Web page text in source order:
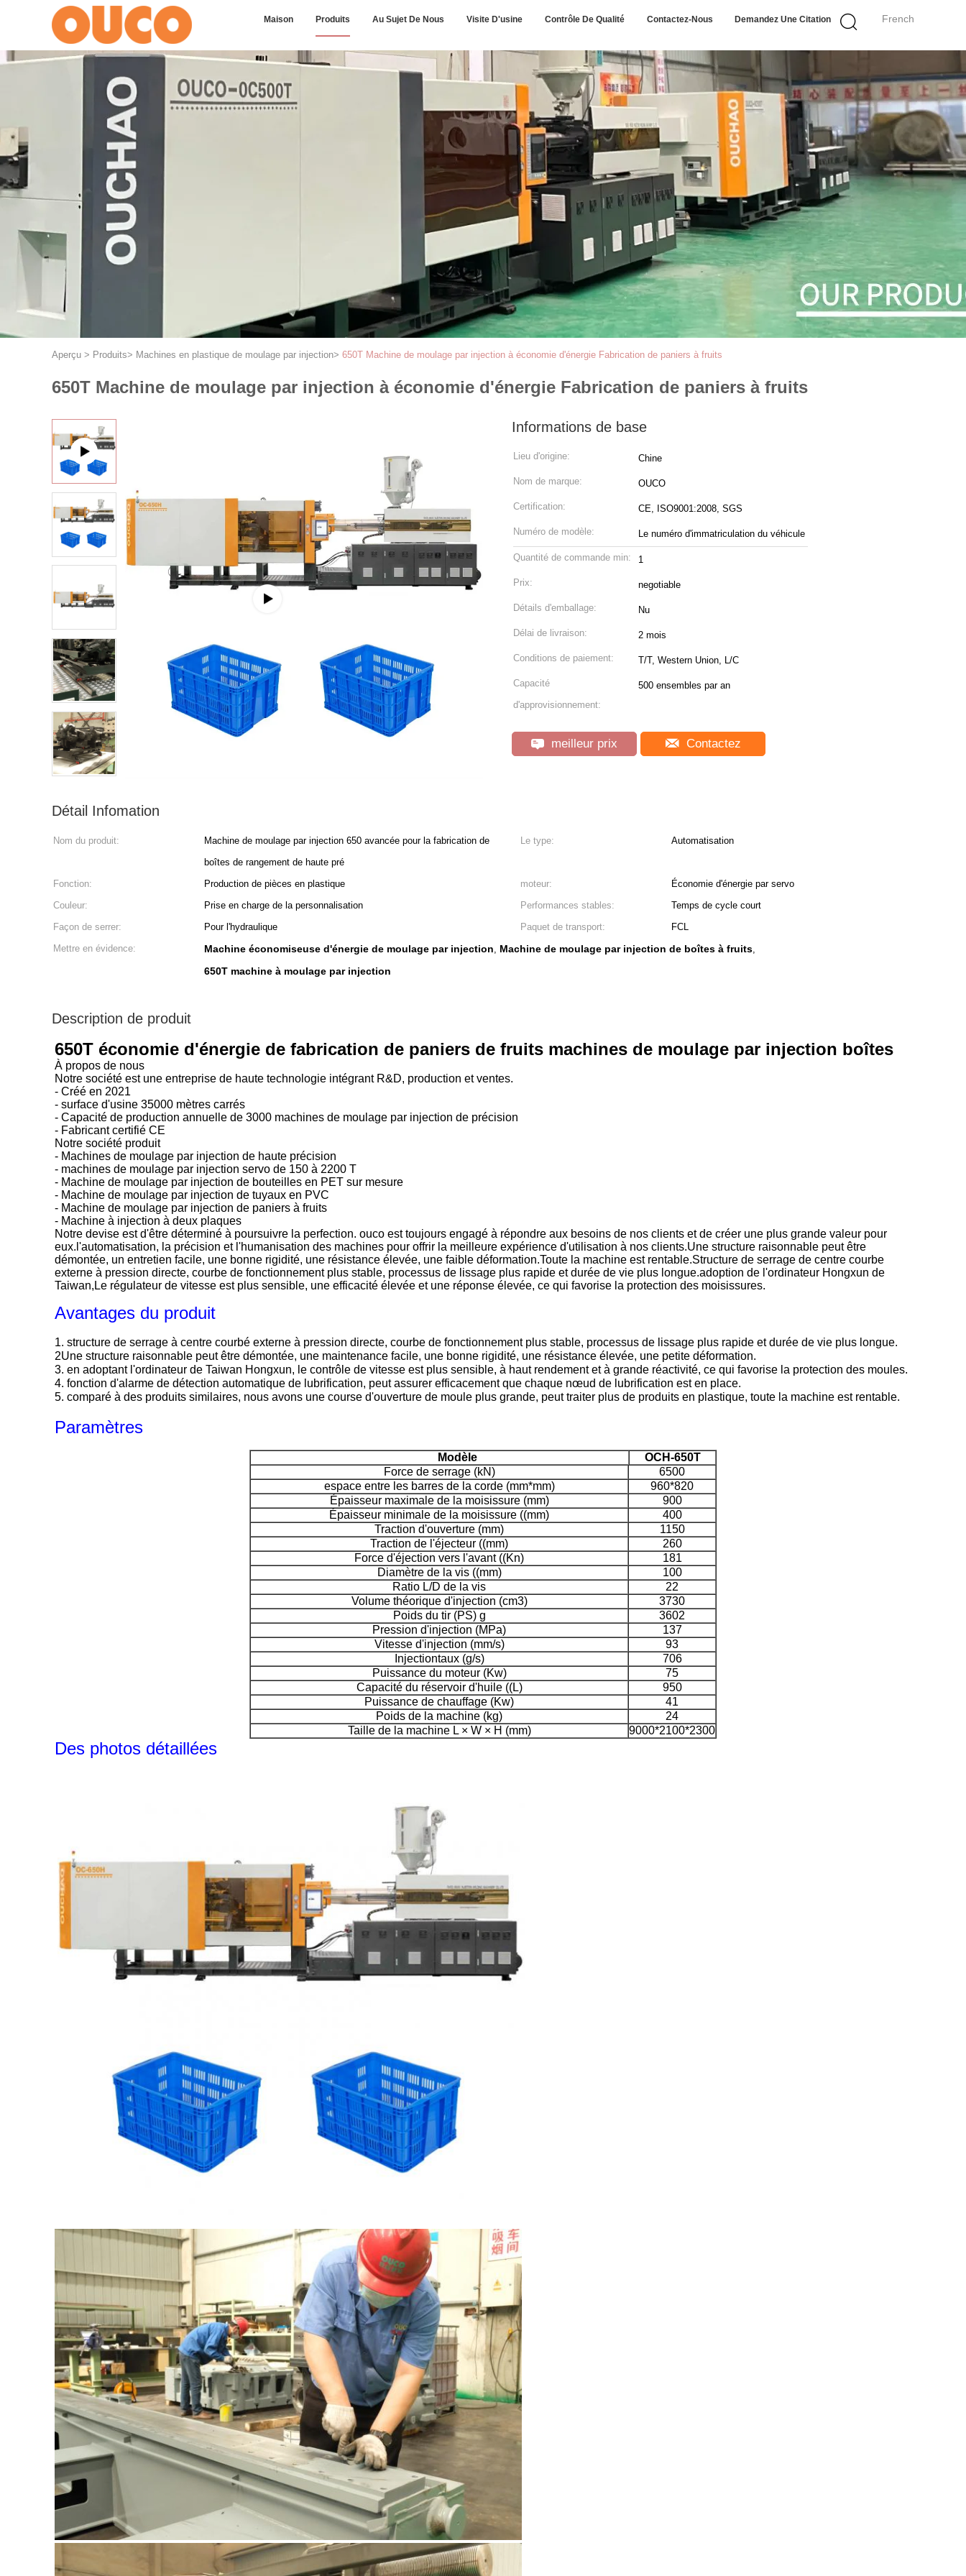
French
Maison Produits Au Sujet De Nous Visite D'usine Contrôle De Qualité Contactez-Nous Demandez Une Citation
Aperçu > Produits> Machines en plastique de moulage par injection> 650T Machine de moulage par injection à économie d'énergie Fabrication de paniers à fruits
650T Machine de moulage par injection à économie d'énergie Fabrication de paniers à fruits
Informations de base
Lieu d'origine: Chine
Nom de marque: OUCO
Certification: CE, ISO9001:2008, SGS
Numéro de modèle: Le numéro d'immatriculation du véhicule
Quantité de commande min: 1
Prix: negotiable
Détails d'emballage: Nu
Délai de livraison: 2 mois
Conditions de paiement: T/T, Western Union, L/C
Capacité
d'approvisionnement:
500 ensembles par an
meilleur prix Contactez
Détail Infomation
Nom du produit:
Machine de moulage par injection 650 avancée pour la fabrication de
boîtes de rangement de haute pré
Le type: Automatisation
Fonction: Production de pièces en plastique moteur:
Économie d'énergie par servo
Couleur:
Prise en charge de la personnalisation Performances stables:
Temps de cycle court
Façon de serrer:
Pour l'hydraulique Paquet de transport:
FCL
Mettre en évidence:
Machine économiseuse d'énergie de moulage par injection, Machine de moulage par injection de boîtes à fruits,
650T machine à moulage par injection
Description de produit
650T économie d'énergie de fabrication de paniers de fruits machines de moulage par injection boîtes
À propos de nous
Notre société est une entreprise de haute technologie intégrant R&D, production et ventes.
- Créé en 2021
- surface d'usine 35000 mètres carrés
- Capacité de production annuelle de 3000 machines de moulage par injection de précision
- Fabricant certifié CE
Notre société produit
- Machines de moulage par injection de haute précision
- machines de moulage par injection servo de 150 à 2200 T
- Machine de moulage par injection de bouteilles en PET sur mesure
- Machine de moulage par injection de tuyaux en PVC
- Machine de moulage par injection de paniers à fruits
- Machine à injection à deux plaques
Notre devise est d'être déterminé à poursuivre la perfection. ouco est toujours engagé à répondre aux besoins de nos clients et de créer une plus grande valeur pour
eux.l'automatisation, la précision et l'humanisation des machines pour offrir la meilleure expérience d'utilisation à nos clients.Une structure raisonnable peut être
démontée, un entretien facile, une bonne rigidité, une résistance élevée, une faible déformation.Toute la machine est rentable.Structure de serrage de centre courbe
externe à pression directe, courbe de fonctionnement plus stable, processus de lissage plus rapide et durée de vie plus longue.adoption de l'ordinateur Hongxun de
Taiwan,Le régulateur de vitesse est plus sensible, une efficacité élevée et une réponse élevée, ce qui favorise la protection des moisissures.
Avantages du produit
1. structure de serrage à centre courbé externe à pression directe, courbe de fonctionnement plus stable, processus de lissage plus rapide et durée de vie plus longue.
2Une structure raisonnable peut être démontée, une maintenance facile, une bonne rigidité, une résistance élevée, une petite déformation.
3. en adoptant l'ordinateur de Taiwan Hongxun, le contrôle de vitesse est plus sensible, à haut rendement et à grande réactivité, ce qui favorise la protection des moules.
4. fonction d'alarme de détection automatique de lubrification, peut assurer efficacement que chaque nœud de lubrification est en place.
5. comparé à des produits similaires, nous avons une course d'ouverture de moule plus grande, peut traiter plus de produits en plastique, toute la machine est rentable.
Paramètres
Modèle
OCH-650T
Force de serrage (kN)
6500
espace entre les barres de la corde (mm*mm)
960*820
Épaisseur maximale de la moisissure (mm)
900
Épaisseur minimale de la moisissure ((mm)
400
Traction d'ouverture (mm)
1150
Traction de l'éjecteur ((mm)
260
Force d'éjection vers l'avant ((Kn)
181
Diamètre de la vis ((mm)
100
Ratio L/D de la vis
22
Volume théorique d'injection (cm3)
3730
Poids du tir (PS) g
3602
Pression d'injection (MPa)
137
Vitesse d'injection (mm/s)
93
Injectiontaux (g/s)
706
Puissance du moteur (Kw)
75
Capacité du réservoir d'huile ((L)
950
Puissance de chauffage (Kw)
41
Poids de la machine (kg)
24
Taille de la machine L × W × H (mm)
9000*2100*2300
Des photos détaillées